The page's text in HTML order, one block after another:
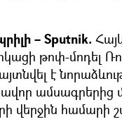
– Sputnik.
թոփ-մոդել
է
ամսագրերից
վերջին համարի